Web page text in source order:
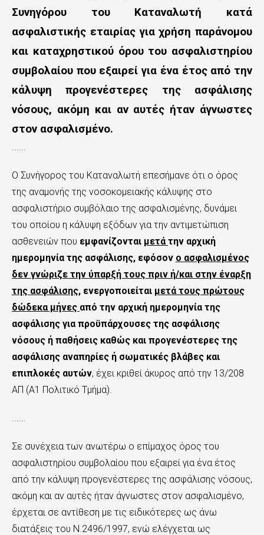
Συνηγόρου του Καταναλωτή κατά
ασφαλιστικής εταιρίας για χρήση παράνομου
και καταχρηστικού όρου του ασφαλιστηρίου
συμβολαίου που εξαιρεί για ένα έτος από την
κάλυψη προγενέστερες της ασφάλισης
νόσους, ακόμη και αν αυτές ήταν άγνωστες
στον ασφαλισμένο.
......
Ο Συνήγορος του Καταναλωτή επεσήμανε ότι ο όρος
της αναμονής της νοσοκομειακής κάλυψης στο
ασφαλιστήριο συμβόλαιο της ασφαλισμένης, δυνάμει
του οποίου η κάλυψη εξόδων για την αντιμετώπιση
ασθενειών που εμφανίζονται μετάτην αρχική
ημερομηνία της ασφάλισης, εφόσον ο ασφαλισμένος
δεν γνώριζε την ύπαρξή τους πριν ή/και στην έναρξη
της ασφάλισης, ενεργοποιείται μετά τους πρώτους
δώδεκα μήνες από την αρχική ημερομηνία της
ασφάλισης για προϋπάρχουσες της ασφάλισης
νόσους ή παθήσεις καθώς και προγενέστερες της
ασφάλισης αναπηρίες ή σωματικές βλάβες και
επιπλοκές αυτών, έχει κριθεί άκυρος από την 13/208
ΑΠ (Α1 Πολιτικό Τμήμα).
......
Σε συνέχεια των ανωτέρω ο επίμαχος όρος του
ασφαλιστηρίου συμβολαίου που εξαιρεί για ένα έτος
από την κάλυψη προγενέστερες της ασφάλισης νόσους,
ακόμη και αν αυτές ήταν άγνωστες στον ασφαλισμένο,
έρχεται σε αντίθεση με τις ειδικότερες ως άνω
διατάξεις του Ν.2496/1997, ενώ ελέγχεται ως